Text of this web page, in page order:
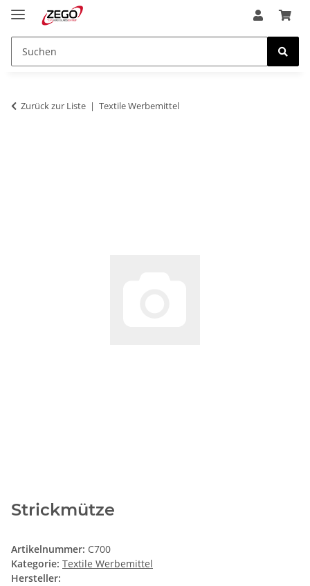
Zurück zur Liste Textile Werbemittel
Strickmütze
Artikelnummer: C700
Kategorie: Textile Werbemittel
Hersteller: